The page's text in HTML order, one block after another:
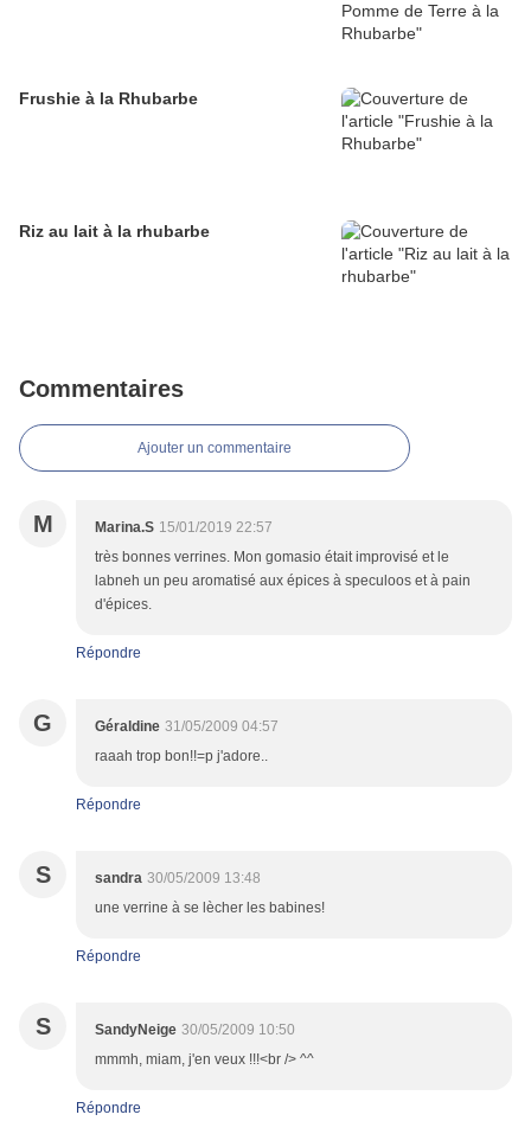
Frushie à la Rhubarbe
Riz au lait à la rhubarbe
Commentaires
Ajouter un commentaire
M Marina.S 15/01/2019 22:57
très bonnes verrines. Mon gomasio était improvisé et le
labneh un peu aromatisé aux épices à speculoos et à pain
d'épices.
Répondre
G Géraldine 31/05/2009 04:57
raaah trop bon!!=p j'adore..
Répondre
S sandra 30/05/2009 13:48
une verrine à se lècher les babines!
Répondre
S SandyNeige 30/05/2009 10:50
mmmh, miam, j'en veux !!!<br /> ^^
Répondre